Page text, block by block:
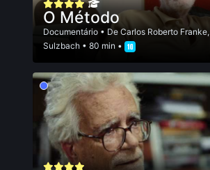
O Método
Documentário • De Carlos Roberto Franke,
Sulzbach • 80 min •